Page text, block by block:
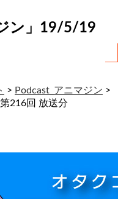
ン」19/5/19
> Podcast_アニマジン >
216回 放送分